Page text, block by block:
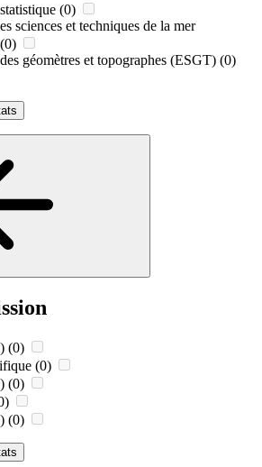
(0)
sciences et techniques de la mer
(0)
géomètres et topographes (ESGT) (0)
(0)
(0)
(0)
(0)